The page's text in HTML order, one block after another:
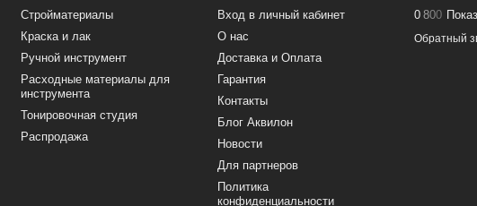
Стройматериалы
Краска и лак
Ручной инструмент
Расходные материалы для
инструмента
Тонировочная студия
Распродажа
Вход в личный кабинет
О нас
Доставка и Оплата
Гарантия
Контакты
Блог Аквилон
Новости
Для партнеров
Политика
конфиденциальности
0 800
Обратный